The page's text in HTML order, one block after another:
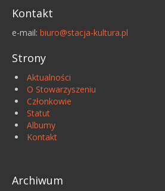
Kontakt
e-mail: biuro@stacja-kultura.pl
Strony
Aktualności
O Stowarzyszeniu
Członkowie
Statut
Albumy
Kontakt
Archiwum